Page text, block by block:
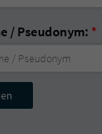
/ Pseudonym: *